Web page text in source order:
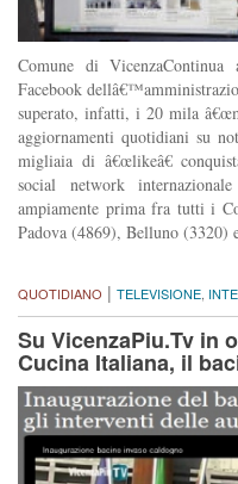
Comune di
Facebook
superato, infatti, i 20 mila
aggiornamenti quotidiani su
migliaia di â€œlikeâ€
social network
ampiamente prima fra tutti i
Padova (4869), Belluno (3320)
QUOTIDIANO | TELEVISIONE,
Su VicenzaPiu.Tv in
Cucina Italiana, il